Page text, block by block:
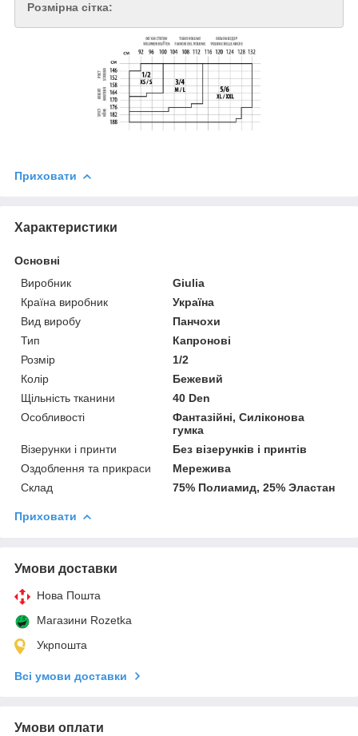
Розмірна сітка:
Приховати
Характеристики
Основні
Виробник
Giulia
Країна виробник
Україна
Вид виробу
Панчохи
Тип
Капронові
Розмір
1/2
Колір
Бежевий
Щільність тканини
40 Den
Особливості
Фантазійні, Силіконова
гумка
Візерунки і принти
Без візерунків і принтів
Оздоблення та прикраси
Мережива
Склад
75% Полиамид, 25% Эластан
Приховати
Умови доставки
Нова Пошта
Магазини Rozetka
Укрпошта
Всі умови доставки
Умови оплати